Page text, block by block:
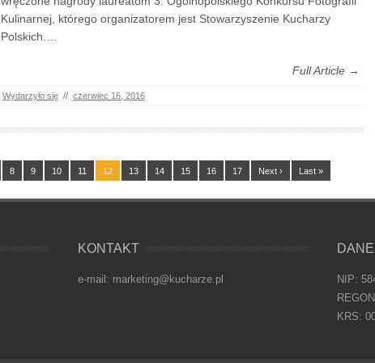
Kulinarnej, którego organizatorem jest Stowarzyszenie Kucharzy
Polskich.…
Full Article →
Wydarzyło się // czerwiec 16, 2016
8 9 10 11 12 13 14 15 16 17 Next › Last »
KONTAKT
e-mail: marketing@kucharze.pl
DANE
NIP:
KRS: